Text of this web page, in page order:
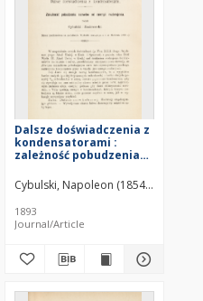
Dalsze doświadczenia z
kondensatorami :
zależność pobudzenia
rozbrojenia
Cybulski, Napoleon (1854–1919)
1893
Journal/Article